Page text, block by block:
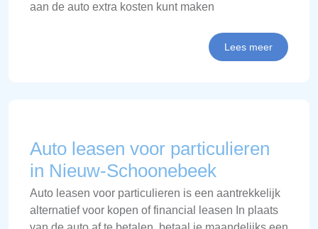
aan de auto extra kosten kunt maken
Lees meer
Auto leasen voor particulieren
in Nieuw-Schoonebeek
Auto leasen voor particulieren is een aantrekkelijk
alternatief voor kopen of financial leasen In plaats